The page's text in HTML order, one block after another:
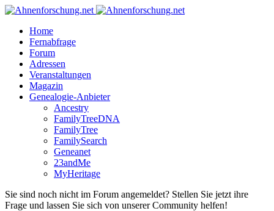
Home
Fernabfrage
Forum
Adressen
Veranstaltungen
Magazin
Genealogie-Anbieter
Ancestry
FamilyTreeDNA
FamilyTree
FamilySearch
Geneanet
23andMe
MyHeritage
Sie sind noch nicht im Forum angemeldet? Stellen Sie jetzt ihre
Frage und lassen Sie sich von unserer Community helfen!